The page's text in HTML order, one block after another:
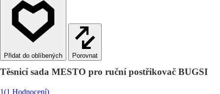
Porovnat
Těsnicí sada MESTO pro ruční postřikovač BUGSI
1(1 Hodnocení)